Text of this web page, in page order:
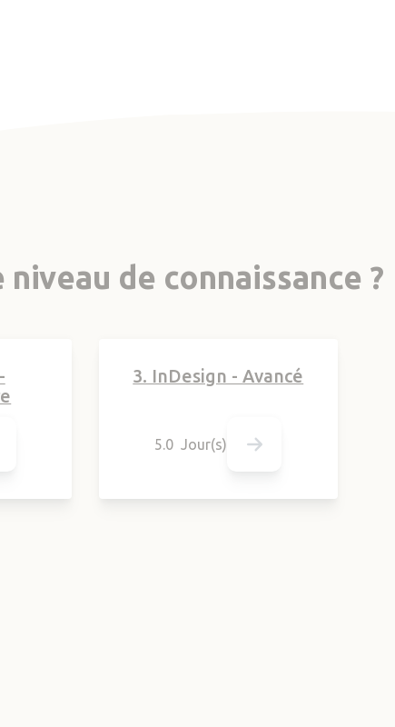
de connaissance ?
3. InDesign - Avancé
5.0 Jour(s)